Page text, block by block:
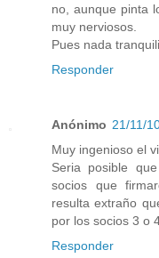
no, aunque pinta
muy nerviosos.
Pues nada
Responder
Anónimo 21/11/
Muy ingenioso el
Seria posible
socios que
resulta extraño
por los socios 3 o
Responder